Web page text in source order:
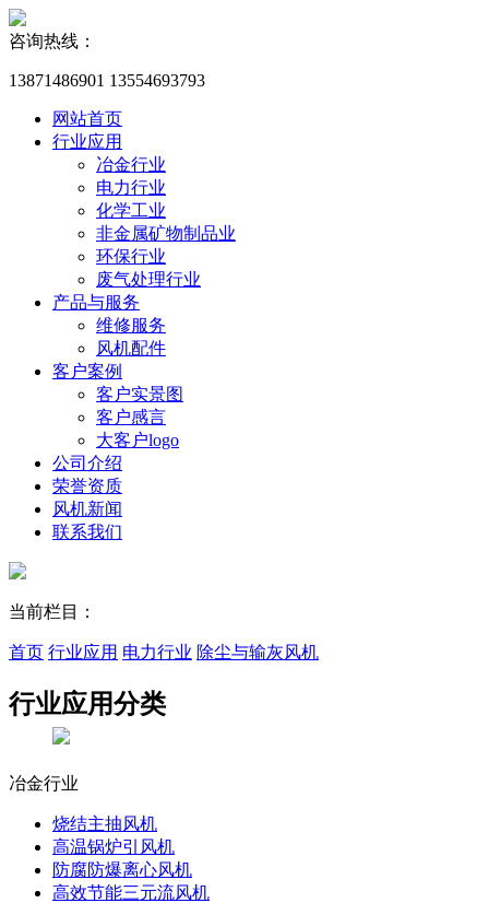
咨询热线：
13871486901 13554693793
网站首页
行业应用
冶金行业
电力行业
化学工业
非金属矿物制品业
环保行业
废气处理行业
产品与服务
维修服务
风机配件
客户案例
客户实景图
客户感言
大客户logo
公司介绍
荣誉资质
风机新闻
联系我们
当前栏目：
首页 行业应用 电力行业 除尘与输灰风机
行业应用分类
冶金行业
烧结主抽风机
高温锅炉引风机
防腐防爆离心风机
高效节能三元流风机